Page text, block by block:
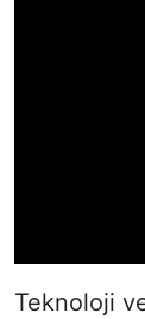
Teknoloji